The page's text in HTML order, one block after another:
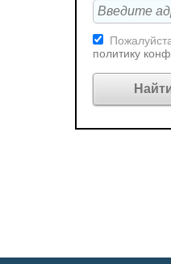
политику